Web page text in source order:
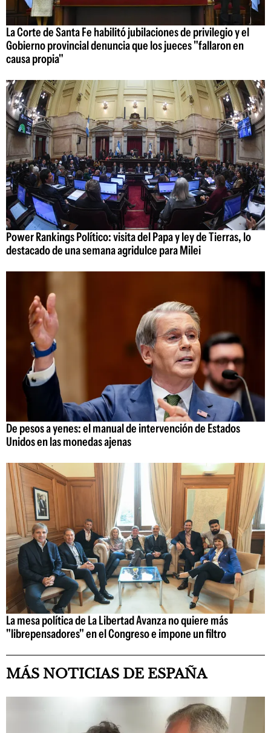
La Corte de Santa Fe habilitó jubilaciones de privilegio y el
Gobierno provincial denuncia que los jueces "fallaron en
causa propia"
Power Rankings Político: visita del Papa y ley de Tierras, lo
destacado de una semana agridulce para Milei
De pesos a yenes: el manual de intervención de Estados
Unidos en las monedas ajenas
La mesa política de La Libertad Avanza no quiere más
"librepensadores" en el Congreso e impone un filtro
MÁS NOTICIAS DE ESPAÑA